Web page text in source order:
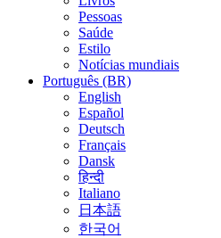
Pessoas
Saúde
Estilo
Notícias mundiais
Português (BR)
English
Español
Deutsch
Français
Dansk
हिन्दी
Italiano
日本語
한국어